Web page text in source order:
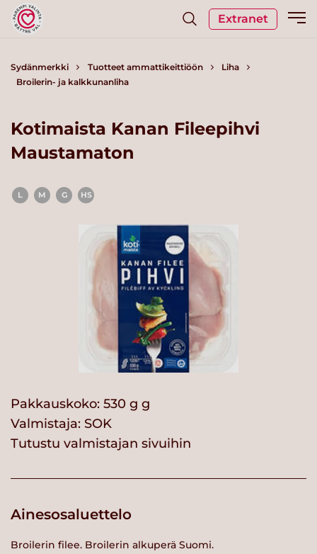
Extranet
Sydänmerkki Tuotteet ammattikeittiöön
Liha
Broilerin- ja kalkkunanliha
Kotimaista Kanan Fileepihvi
Maustamaton
L M G HS
Pakkauskoko: 530 g g
Valmistaja: SOK
Tutustu valmistajan sivuihin
Ainesosaluettelo
Broilerin filee. Broilerin alkuperä Suomi.